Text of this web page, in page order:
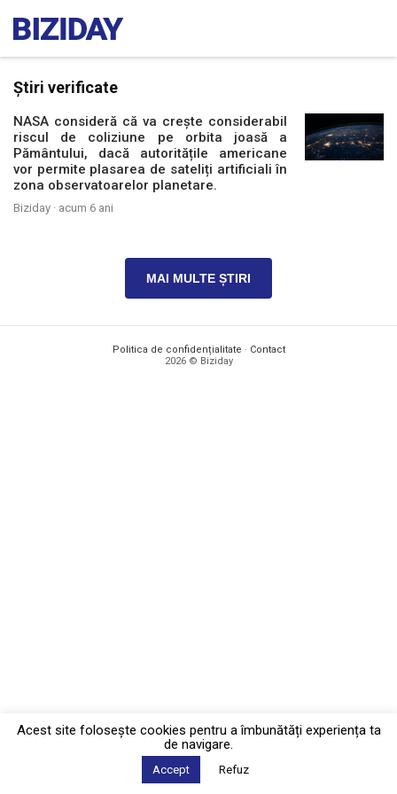
Știri verificate
NASA consideră că va crește considerabil
riscul de coliziune pe orbita joasă a
Pământului, dacă autoritățile americane
vor permite plasarea de sateliți artificiali în
zona observatoarelor planetare.
Biziday · acum 6 ani
MAI MULTE ȘTIRI
Politica de confidențialitate · Contact
2026 © Biziday
Acest site foloseşte cookies pentru a îmbunătăți experiența ta
de navigare.
Accept Refuz